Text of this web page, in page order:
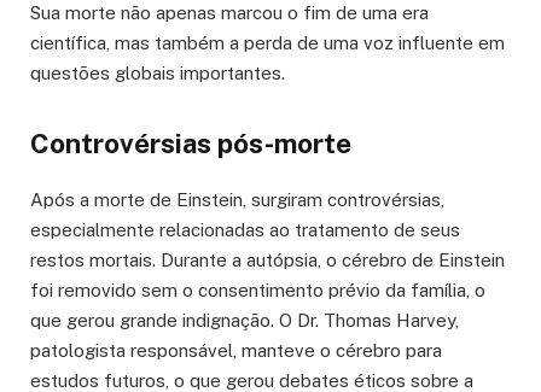
Sua morte não apenas marcou o fim de uma era
científica, mas também a perda de uma voz influente em
questões globais importantes.
Controvérsias pós-morte
Após a morte de Einstein, surgiram controvérsias,
especialmente relacionadas ao tratamento de seus
restos mortais. Durante a autópsia, o cérebro de Einstein
foi removido sem o consentimento prévio da família, o
que gerou grande indignação. O Dr. Thomas Harvey,
patologista responsável, manteve o cérebro para
estudos futuros, o que gerou debates éticos sobre a